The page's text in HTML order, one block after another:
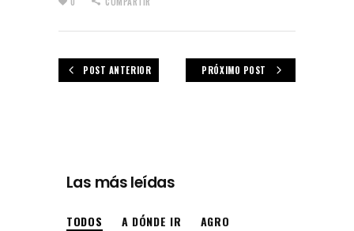
POST ANTERIOR PRÓXIMO POST
Las más leídas
TODOS A DÓNDE IR
AGRO